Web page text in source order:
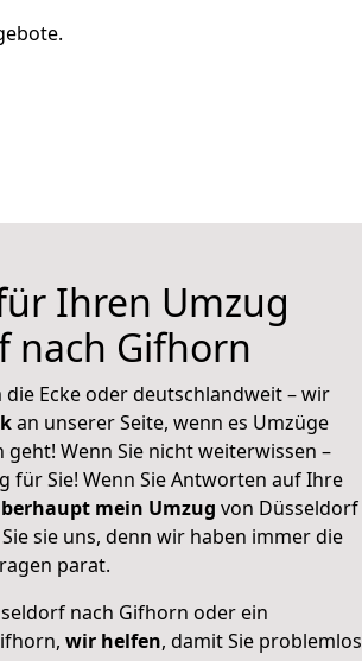
Ihren Umzug
nach Gifhorn
Ecke oder deutschlandweit – wir
an unserer Seite, wenn es Umzüge
Wenn Sie nicht weiterwissen –
für Sie! Wenn Sie Antworten auf Ihre
mein Umzug von Düsseldorf
sie uns, denn wir haben immer die
parat.
nach Gifhorn oder ein
wir helfen, damit Sie problemlos